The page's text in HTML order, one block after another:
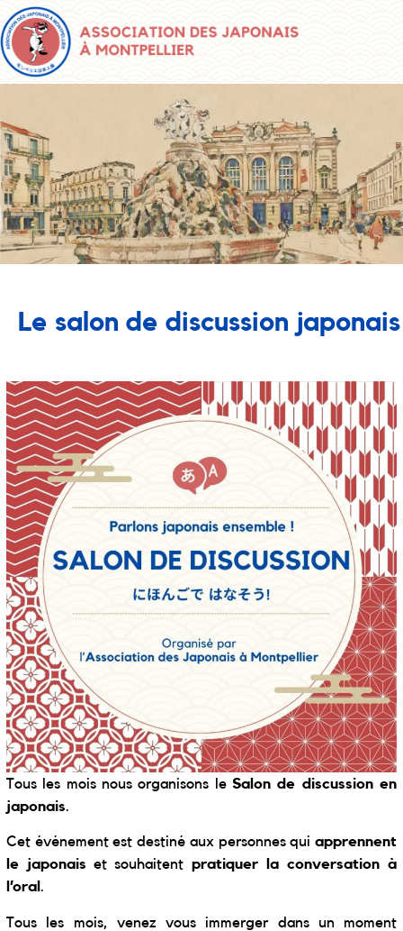
Le salon de discussion japonais
Tous les mois nous organisons le Salon de discussion en
japonais.
Cet événement est destiné aux personnes qui apprennent
le japonais et souhaitent pratiquer la conversation à
l’oral .
Tous les mois, venez vous immerger dans un moment